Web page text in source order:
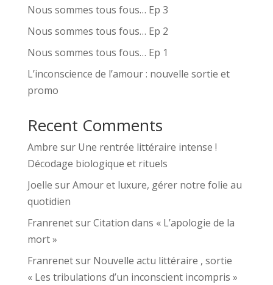
Nous sommes tous fous… Ep 3
Nous sommes tous fous… Ep 2
Nous sommes tous fous… Ep 1
L’inconscience de l’amour : nouvelle sortie et
promo
Recent Comments
Ambre sur Une rentrée littéraire intense !
Décodage biologique et rituels
Joelle surAmour et luxure, gérer notre folie au
quotidien
FranrenetsurCitation dans « L’apologie de la
mort »
Franrenetsur Nouvelle actu littéraire , sortie
« Les tribulations d’un inconscient incompris »